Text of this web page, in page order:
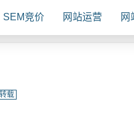
SEM竞价 网站运营 网
转载